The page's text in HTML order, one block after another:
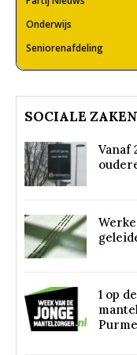
Onderwijs
Seniorenafdeling
SOCIALE
Vanaf
1 op